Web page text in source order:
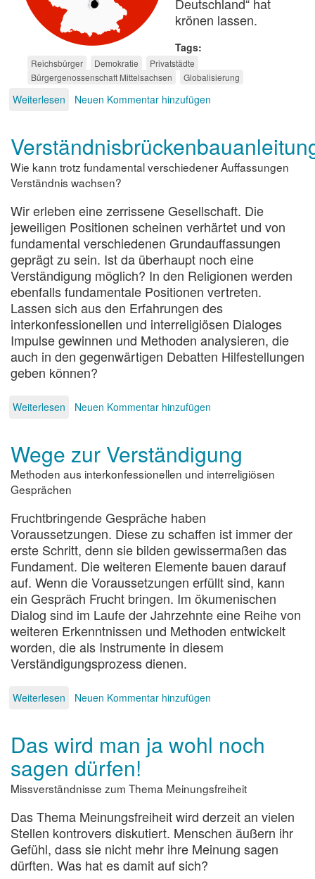
Deutschland“ hat
krönen lassen.
Tags
Reichsbürger Demokratie
Privatstädte
Bürgergenossenschaft Mittelsachsen
Globalisierung
Weiterlesen über
dem
Staat
Neuen Kommentar hinzufügen
Wie kann trotz fundamental verschiedener Auffassungen
Verständnis wachsen?
Wir erleben eine zerrissene Gesellschaft. Die
jeweiligen Positionen scheinen verhärtet und von
fundamental verschiedenen Grundauffassungen
geprägt zu sein. Ist da überhaupt noch eine
Verständigung möglich? In den Religionen werden
ebenfalls fundamentale Positionen vertreten.
Lassen sich aus den Erfahrungen des
interkonfessionellen und interreligiösen Dialoges
Impulse gewinnen und Methoden analysieren, die
auch in den gegenwärtigen Debatten Hilfestellungen
geben können?
Weiterlesen über
Neuen Kommentar hinzufügen
Wege zur Verständigung
Methoden aus interkonfessionellen und interreligiösen
Gesprächen
Fruchtbringende Gespräche haben
Voraussetzungen. Diese zu schaffen ist immer der
erste Schritt, denn sie bilden gewissermaßen das
Fundament. Die weiteren Elemente bauen darauf
auf. Wenn die Voraussetzungen erfüllt sind, kann
ein Gespräch Frucht bringen. Im ökumenischen
Dialog sind im Laufe der Jahrzehnte eine Reihe von
weiteren Erkenntnissen und Methoden entwickelt
worden, die als Instrumente in diesem
Verständigungsprozess dienen.
Weiterlesen über
Verständigung
Neuen Kommentar hinzufügen
Das wird man ja wohl noch
sagen dürfen!
Missverständnisse zum Thema Meinungsfreiheit
Das Thema Meinungsfreiheit wird derzeit an vielen
Stellen kontrovers diskutiert. Menschen äußern ihr
Gefühl, dass sie nicht mehr ihre Meinung sagen
dürften. Was hat es damit auf sich?